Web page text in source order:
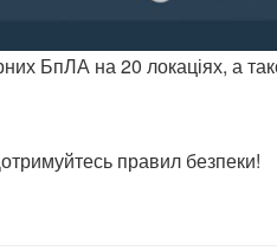
БпЛА на 20 локаціях, а
правил безпеки!